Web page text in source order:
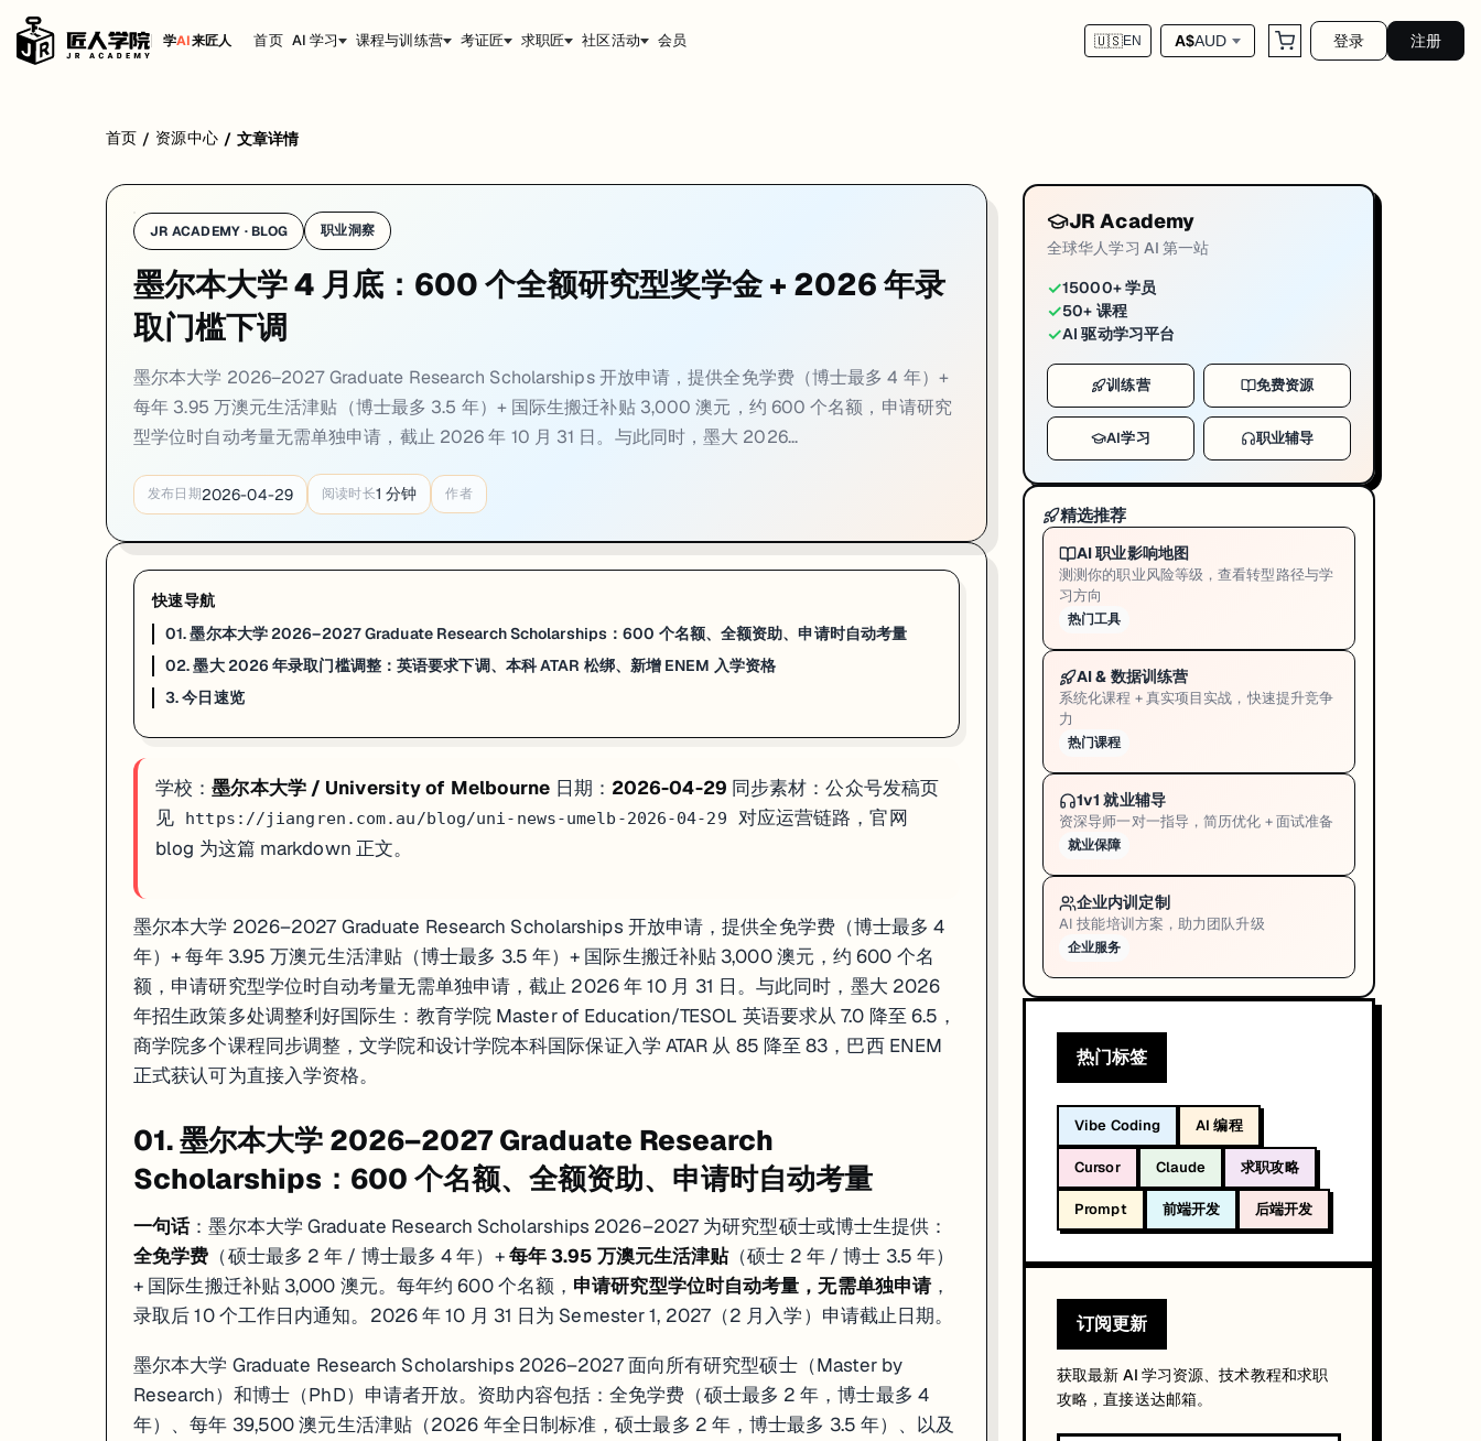
学AI来匠人 首页 AI 学习 课程与训练营 考证匠 求职匠 社区活动 会员 🇺🇸EN A$AUD 登录 注册
墨尔本大学 2026–2027 Graduate Research Scholarships 开放申请，提供全免学费（博士最多 4 年）+ 每年 3.95 万澳元生活津贴（博士最多 3.5 年）+ 国际生搬迁补贴 3,000 澳元，约 600 个名额，申请研究
01. 墨尔本大学 2026–2027 Graduate Research Scholarships：600 个名额、全额资助、申请时自动考量
：墨尔本大学 Graduate Research Scholarships 2026–2027 为研究型硕士或博士生提供： 每年 3.95 万澳元生活津贴（硕士 2 年 / 博士 3.5 年）+ 国际生搬迁补
墨尔本大学 Graduate Research Scholarships 2026–2027 面向所有研究型硕士（Master by Research）和博士（PhD）申请者开放。资助内容包括：全免学费（硕士最多 2 年，博士最多 4 年）、每年 39,500
这个奖学金最值得关注的机制是：申请研究型课程时自动进入奖学金评审，无需额外填写奖学金申请表。提交课程申请后 10 个工作日内收到奖学金通知。这意味着不存在「错过奖学金申请窗口」的问题——只要你
对准备申请澳洲科研方向的学生，这个奖学金方案的竞争力在于覆盖范围广（全学院）、名额多（600 个/年）、门槛机制透明（课程申请时自动考量）。国际生搬迁补贴 3,000 澳元的细节也值得留意——从海外搬来
University of Melbourne · 2026
02. 墨大 2026 年录取门槛调整：英语要求下调、本科 ATAR 松绑、新增 ENEM 入学资格
：墨尔本大学 2026 年招生政策多处调整，对国际学生整体利好： （各单项不低于 6.0）；文学院和设计学院本科保证入学 ATAR 从 85 降至
墨尔本大学 2026 年招生政策做出多项调整，对国际学生整体利好。英语要求层面：教育学院 Master of Education 和 Master of TESOL 的 IELTS 要求从总分 7.0 下调至 6.5（各单项不低于 6.0）；墨尔本商学院（
本科入学分数方面：文学院（Bachelor of Arts）和设计学院（Bachelor of Design）的国际保证入学 ATAR 从 85 调整至 83。大学表示，已提交但此前未成功录取的申请将按新标准重新评审，符合条件的申请者会
对正在申请或准备重新申请的学生，这几项调整的实际意义是：英语 6.5-6.9 区间的学生，申请教育学院和商学院不需要再考一次 IELTS；ATAR 83-84 曾被文学院或设计学院拒绝的申请者，应主动联系招生办确认
One U Education · 2026
：全免学费（博士 4 年）+ 3.95 万/年生活费（博士 3.5 年）+ 搬迁补贴 3,000 澳元；约 600 个名额；申请学位时自动考量无需单独填表；截止 2026 年 10 月 31 日
02 · 2026 录取门槛下调
如果你在看 UMELB 的申请、奖学金或研究机会，这篇可以直接当作今天的速查版。
首页 / 资源中心 / 文章详情
JR ACADEMY · BLOG 职业洞察
墨尔本大学 4 月底：600 个全额研究型奖学金 + 2026 年录
取门槛下调
墨尔本大学 2026–2027 Graduate Research Scholarships 开放申请，提供全免学费（博士最多 4 年）+
每年 3.95 万澳元生活津贴（博士最多 3.5 年）+ 国际生搬迁补贴 3,000 澳元，约 600 个名额，申请研究
型学位时自动考量无需单独申请，截止 2026 年 10 月 31 日。与此同时，墨大 2026...
发布日期2026-04-29 阅读时长1 分钟 作者
快速导航
01. 墨尔本大学 2026–2027 Graduate Research Scholarships：600 个名额、全额资助、申请时自动考量
02. 墨大 2026 年录取门槛调整：英语要求下调、本科 ATAR 松绑、新增 ENEM 入学资格
3. 今日速览
学校：墨尔本大学 / University of Melbourne 日期： 2026-04-29 同步素材：公众号发稿页
见
https://jiangren.com.au/blog/uni-news-umelb-2026-04-29
对应运营链路，官网
blog 为这篇 markdown 正文。
墨尔本大学 2026–2027 Graduate Research Scholarships 开放申请，提供全免学费（博士最多 4
年）+ 每年 3.95 万澳元生活津贴（博士最多 3.5 年）+ 国际生搬迁补贴 3,000 澳元，约 600 个名
额，申请研究型学位时自动考量无需单独申请，截止 2026 年 10 月 31 日。与此同时，墨大 2026
年招生政策多处调整利好国际生：教育学院 Master of Education/TESOL 英语要求从 7.0 降至 6.5，
商学院多个课程同步调整，文学院和设计学院本科国际保证入学 ATAR 从 85 降至 83，巴西 ENEM
正式获认可为直接入学资格。
01. 墨尔本大学 2026–2027 Graduate Research
Scholarships：600 个名额、全额资助、申请时自动考量
一句话：墨尔本大学 Graduate Research Scholarships 2026–2027 为研究型硕士或博士生提供：
全免学费 （硕士最多 2 年 / 博士最多 4 年）+每年 3.95 万澳元生活津贴（硕士 2 年 / 博士 3.5 年）
+ 国际生搬迁补贴 3,000 澳元。每年约 600 个名额， 申请研究型学位时自动考量，无需单独申请，
录取后 10 个工作日内通知。2026 年 10 月 31 日为 Semester 1, 2027（2 月入学）申请截止日期。
墨尔本大学 Graduate Research Scholarships 2026–2027 面向所有研究型硕士（Master by
Research）和博士（PhD）申请者开放。资助内容包括：全免学费（硕士最多 2 年，博士最多 4
年）、每年 39,500 澳元生活津贴（2026 年全日制标准，硕士最多 2 年，博士最多 3.5 年）、以及
JR Academy
全球华人学习 AI 第一站
✓15000+ 学员
✓50+ 课程
✓AI 驱动学习平台
训练营 免费资源
AI学习 职业辅导
精选推荐
AI 职业影响地图
测测你的职业风险等级，查看转型路径与学
习方向
热门工具
AI & 数据训练营
系统化课程 + 真实项目实战，快速提升竞争
力
热门课程
1v1 就业辅导
资深导师一对一指导，简历优化 + 面试准备
就业保障
企业内训定制
AI 技能培训方案，助力团队升级
企业服务
热门标签
Vibe Coding AI 编程
Cursor Claude 求职攻略
Prompt 前端开发 后端开发
订阅更新
获取最新 AI 学习资源、技术教程和求职
攻略，直接送达邮箱。